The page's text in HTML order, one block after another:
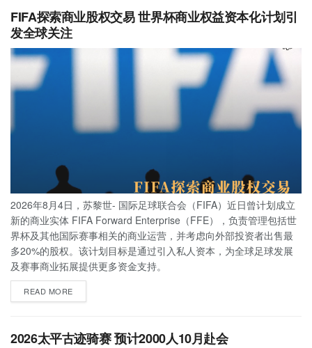
FIFA探索商业股权交易 世界杯商业权益资本化计划引
发全球关注
2026年8月4日，苏黎世- 国际足球联合会（FIFA）近日曾计划成立
新的商业实体 FIFA Forward Enterprise（FFE），负责管理包括世
界杯及其他国际赛事相关的商业运营，并考虑向外部投资者出售最
多20%的股权。该计划目标是通过引入私人资本，为全球足球发展
及赛事商业拓展提供更多资金支持。
READ MORE
2026太平古迹骑赛 预计2000人10月赴会